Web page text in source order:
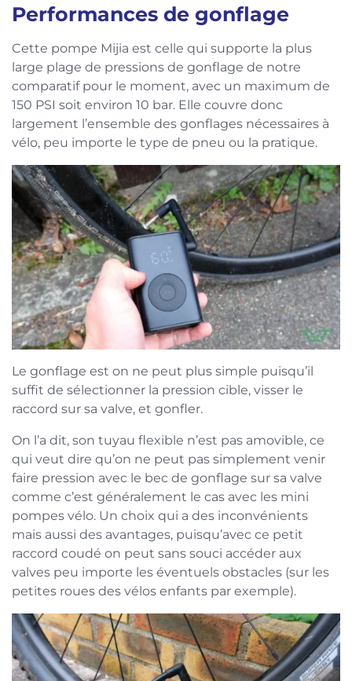
Performances de gonflage
Cette pompe Mijia est celle qui supporte la plus
large plage de pressions de gonflage de notre
comparatif pour le moment, avec un maximum de
150 PSI soit environ 10 bar. Elle couvre donc
largement l’ensemble des gonflages nécessaires à
vélo, peu importe le type de pneu ou la pratique.
Le gonflage est on ne peut plus simple puisqu’il
suffit de sélectionner la pression cible, visser le
raccord sur sa valve, et gonfler.
On l’a dit, son tuyau flexible n’est pas amovible, ce
qui veut dire qu’on ne peut pas simplement venir
faire pression avec le bec de gonflage sur sa valve
comme c’est généralement le cas avec les mini
pompes vélo. Un choix qui a des inconvénients
mais aussi des avantages, puisqu’avec ce petit
raccord coudé on peut sans souci accéder aux
valves peu importe les éventuels obstacles (sur les
petites roues des vélos enfants par exemple).